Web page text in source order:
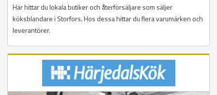
Här hittar du lokala butiker och återförsäljare som säljer
köksblandare i Storfors. Hos dessa hittar du flera varumärken och
leverantörer.